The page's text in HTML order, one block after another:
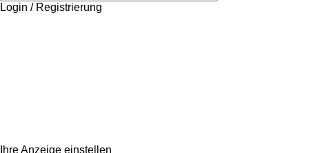
Login / Registrierung
Ihre Anzeige einstellen